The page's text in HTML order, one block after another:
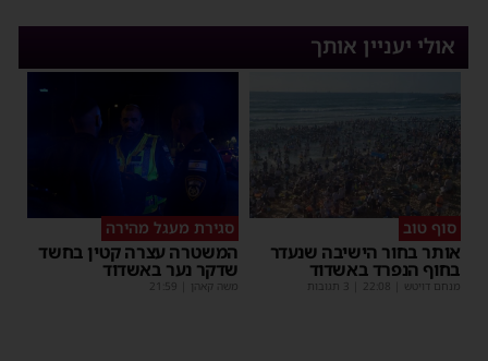
אולי יעניין אותך
סוף טוב
אותר בחור הישיבה שנעדר
בחוף הנפרד באשדוד
מנחם דויטש 22:08
סגירת מעגל מהירה
המשטרה עצרה קטין בחשד
שדקר נער באשדוד
משה קאהן 21:59